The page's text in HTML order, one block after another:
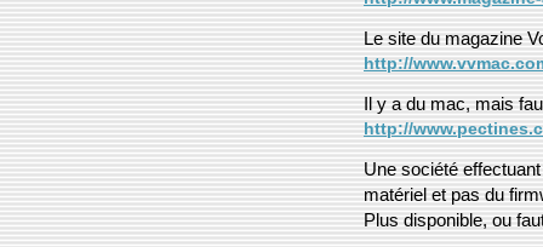
Le site du magazine
http://
Il y a du mac, mais
http://
Une société
matériel et pas du
Plus disponible, ou